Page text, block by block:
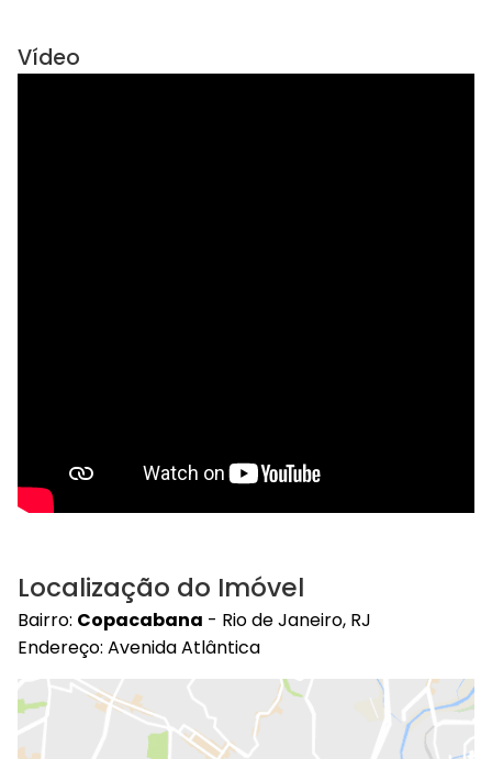
Vídeo
Localização do Imóvel
Bairro: Copacabana - Rio de Janeiro, RJ
Endereço: Avenida Atlântica